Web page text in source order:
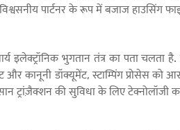
पार्टनर के रूप में बजाज हाउसिंग
इलेक्ट्रॉनिक भुगतान तंत्र का पता
और कानूनी डॉक्यूमेंट, स्टाम्पिंग
ट्रांज़ैक्शन की सुविधा के लिए